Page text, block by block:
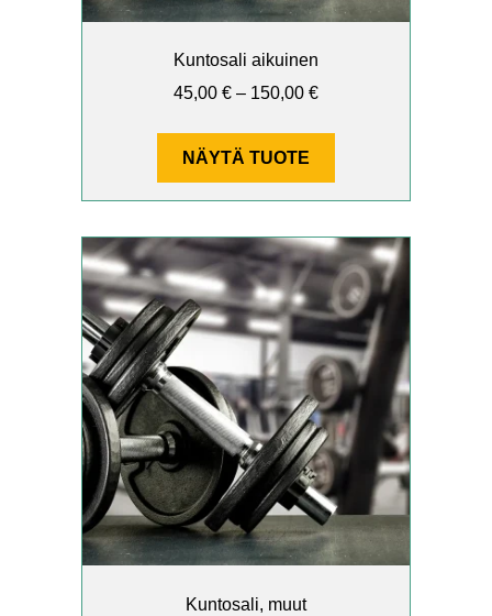
Kuntosali aikuinen
45,00 € – 150,00 €Hintaluokka:
NÄYTÄ TUOTE
Kuntosali, muut
Tällä
tuotteella
on
useampi
muunnelma.
Voit
tehdä
valinnat
tuotteen
sivulla.